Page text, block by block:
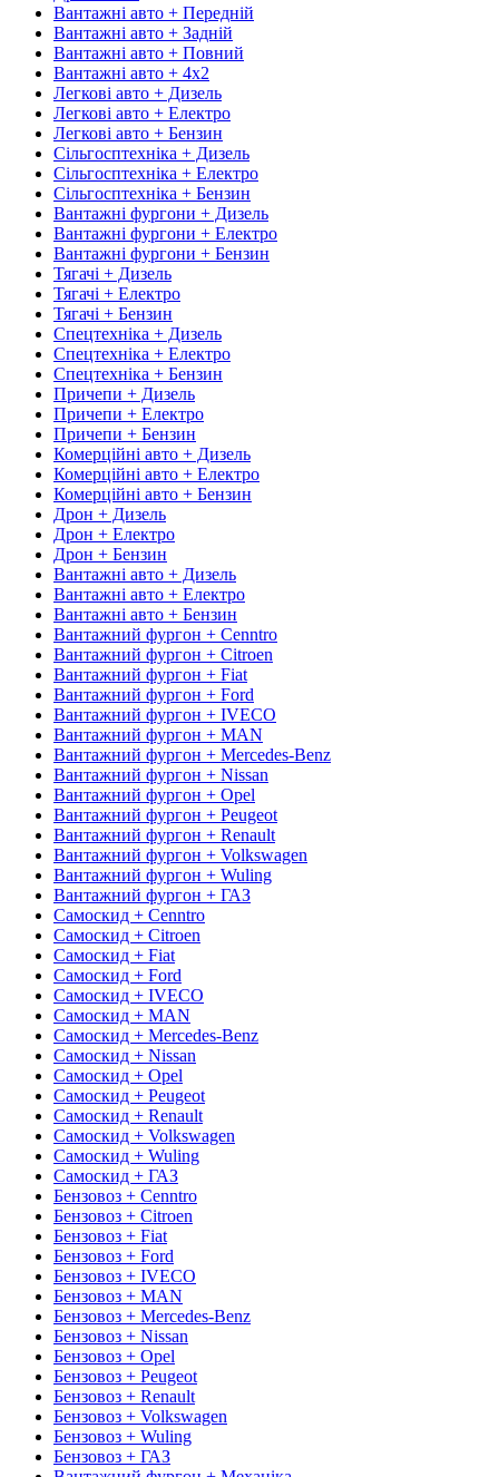
Вантажні авто + Передній
Вантажні авто + Задній
Вантажні авто + Повний
Вантажні авто + 4х2
Легкові авто + Дизель
Легкові авто + Електро
Легкові авто + Бензин
Сільгосптехніка + Дизель
Сільгосптехніка + Електро
Сільгосптехніка + Бензин
Вантажні фургони + Дизель
Вантажні фургони + Електро
Вантажні фургони + Бензин
Тягачі + Дизель
Тягачі + Електро
Тягачі + Бензин
Спецтехніка + Дизель
Спецтехніка + Електро
Спецтехніка + Бензин
Причепи + Дизель
Причепи + Електро
Причепи + Бензин
Комерційні авто + Дизель
Комерційні авто + Електро
Комерційні авто + Бензин
Дрон + Дизель
Дрон + Електро
Дрон + Бензин
Вантажні авто + Дизель
Вантажні авто + Електро
Вантажні авто + Бензин
Вантажний фургон + Cenntro
Вантажний фургон + Citroen
Вантажний фургон + Fiat
Вантажний фургон + Ford
Вантажний фургон + IVECO
Вантажний фургон + MAN
Вантажний фургон + Mercedes-Benz
Вантажний фургон + Nissan
Вантажний фургон + Opel
Вантажний фургон + Peugeot
Вантажний фургон + Renault
Вантажний фургон + Volkswagen
Вантажний фургон + Wuling
Вантажний фургон + ГАЗ
Самоскид + Cenntro
Самоскид + Citroen
Самоскид + Fiat
Самоскид + Ford
Самоскид + IVECO
Самоскид + MAN
Самоскид + Mercedes-Benz
Самоскид + Nissan
Самоскид + Opel
Самоскид + Peugeot
Самоскид + Renault
Самоскид + Volkswagen
Самоскид + Wuling
Самоскид + ГАЗ
Бензовоз + Cenntro
Бензовоз + Citroen
Бензовоз + Fiat
Бензовоз + Ford
Бензовоз + IVECO
Бензовоз + MAN
Бензовоз + Mercedes-Benz
Бензовоз + Nissan
Бензовоз + Opel
Бензовоз + Peugeot
Бензовоз + Renault
Бензовоз + Volkswagen
Бензовоз + Wuling
Бензовоз + ГАЗ